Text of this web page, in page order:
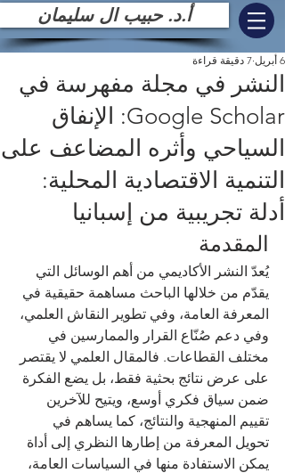
أ.د. حبيب ال سليمان
النشر في مجلة مفهرسة في
Google Scholar: الإنفاق
السياحي وأثره المضاعف على
التنمية الاقتصادية المحلية:
أدلة تجريبية من إسبانيا
6 أبريل 7 دقيقة قراءة
المقدمة
يُعدّ النشر الأكاديمي من أهم الوسائل التي
يقدّم من خلالها الباحث مساهمة حقيقية في
المعرفة العامة، وفي تطوير النقاش العلمي،
وفي دعم صُنّاع القرار والممارسين في
مختلف القطاعات. فالمقال العلمي لا يقتصر
على عرض نتائج بحثية فقط، بل يضع الفكرة
ضمن سياق فكري أوسع، ويتيح للآخرين
تقييم المنهجية والنتائج، كما يساهم في
تحويل المعرفة من إطارها النظري إلى أداة
يمكن الاستفادة منها في السياسات العامة،